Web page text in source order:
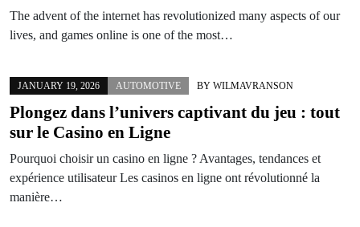
The advent of the internet has revolutionized many aspects of our
lives, and games online is one of the most…
JANUARY 19, 2026 AUTOMOTIVE BY WILMAVRANSON
Plongez dans l’univers captivant du jeu : tout
sur le Casino en Ligne
Pourquoi choisir un casino en ligne ? Avantages, tendances et
expérience utilisateur Les casinos en ligne ont révolutionné la
manière…